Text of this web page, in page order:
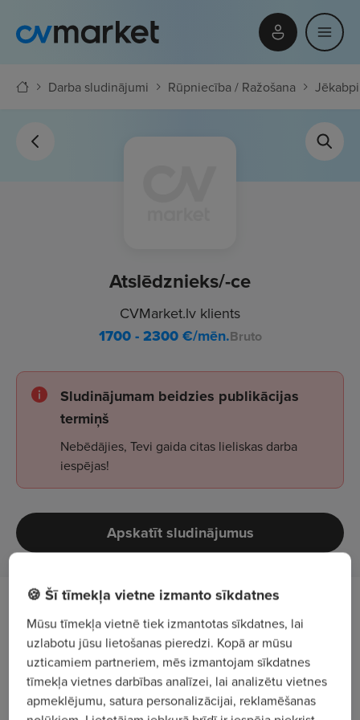
Darba sludinājumi Rūpniecība / Ražošana
Atslēdznieks/-ce
CVMarket.lv klients
1700 - 2300€/mēn.Bruto
Sludinājumam beidzies publikācijas
termiņš
Nebēdājies, Tevi gaida citas lieliskas darba
iespējas!
Apskatīt sludinājumus
Darba apraksts
Veikt kokzāģetavā zāģmateriāla ražošanas
līniju apkopes un remonta darbus.
Veikt iekārtu diagnostiku un profilaktisko
🍪 Šī tīmekļa vietne izmanto sīkdatnes
Mūsu tīmekļa vietnē tiek izmantotas sīkdatnes, lai
uzlabotu jūsu lietošanas pieredzi. Kopā ar mūsu
uzticamiem partneriem, mēs izmantojam sīkdatnes
tīmekļa vietnes darbības analīzei, lai analizētu vietnes
apmeklējumu, satura personalizācijai, reklamēšanas